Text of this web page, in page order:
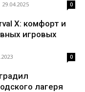
29.04.2025 0
X: комфорт и
игровых
0
лагеря